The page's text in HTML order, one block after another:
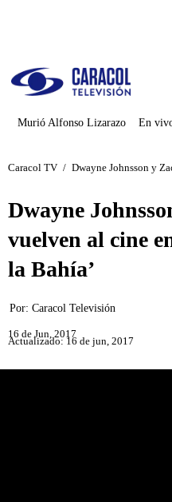
Murió Alfonso Lizarazo En
Caracol TV / Dwayne Johnsson y
Dwayne
vuelven al cine
la Bahía’
Por: Caracol Televisión
16 de Jun, 2017
Actualizado: 16 de jun, 2017